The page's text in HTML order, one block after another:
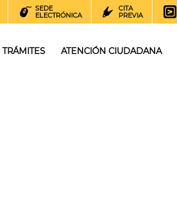
SEDE
ELECTRÓNICA
CITA
PREVIA
TRÁMITES ATENCIÓN CIUDADANA